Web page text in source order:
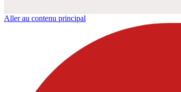
Aller au contenu principal